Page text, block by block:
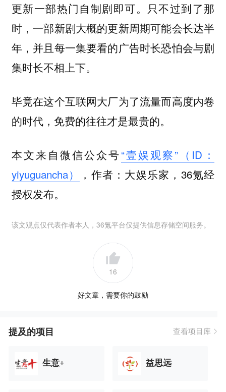
更新一部热门自制剧即可。只不过到了那
时，一部新剧大概的更新周期可能会长达半
年，并且每一集要看的广告时长恐怕会与剧
集时长不相上下。
毕竟在这个互联网大厂为了流量而高度内卷
的时代，免费的往往才是最贵的。
本文来自微信公众号“壹娱观察”（ID：
yiyuguancha）
，作者：大娱乐家，36氪经
授权发布。
该文观点仅代表作者本人，36氪平台仅提供信息存储空间服务。
16
好文章，需要你的鼓励
提及的项目 查看项目库
生意+ 益思远